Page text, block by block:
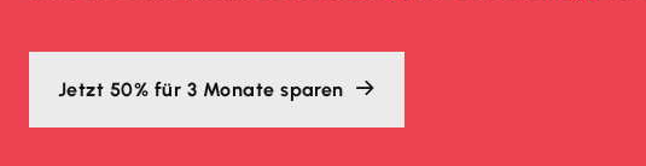
Jetzt 50% für 3 Monate sparen